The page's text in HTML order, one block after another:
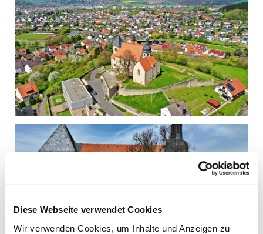
Diese Webseite verwendet Cookies
Wir verwenden Cookies, um Inhalte und Anzeigen zu